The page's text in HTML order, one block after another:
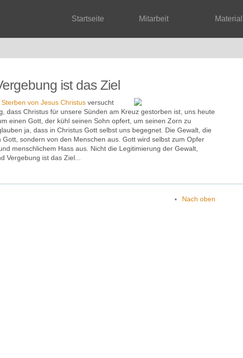
Startseite Mitarbeit
ist das Ziel
von Jesus Christus versucht
dass Christus für unsere Sünden am Kreuz gestorben ist, uns heute
einen Gott, der kühl seinen Sohn opfert, um seinen Zorn zu
ja, dass in Christus Gott selbst uns begegnet. Die Gewalt, die
sondern von den Menschen aus. Gott wird selbst zum Opfer
menschlichem Hass aus. Nicht die Legitimierung der Gewalt,
Vergebung ist das Ziel...
Nach oben